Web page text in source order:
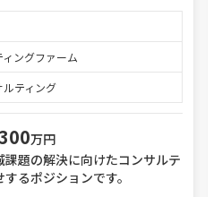
ングファーム
ティング
万円
課題の解決に向けたコンサルテ
るポジションです。